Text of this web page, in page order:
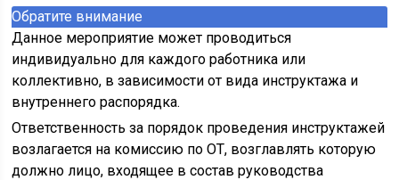
Обратите внимание
Данное мероприятие может проводиться
индивидуально для каждого работника или
коллективно, в зависимости от вида инструктажа и
внутреннего распорядка.
Ответственность за порядок проведения инструктажей
возлагается на комиссию по ОТ, возглавлять которую
должно лицо, входящее в состав руководства